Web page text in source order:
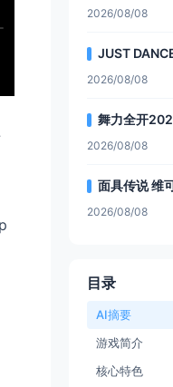
2026/08/08
JUST
2026/08/08
舞力全开
2026/08/08
面具传说 维
2026/08/08
目录
AI摘要
游戏简介
核心特色